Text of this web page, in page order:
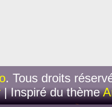
. Tous droits
| Inspiré du thème